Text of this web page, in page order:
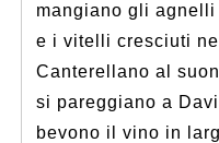
mangiano gli
e i vitelli cresciuti
Canterellano al
si pareggiano a
bevono il vino in